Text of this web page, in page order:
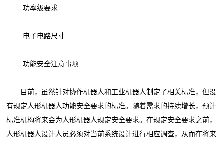
·功率级要求
·电子电路尺寸
·功能安全注意事项
目前，虽然针对协作机器人和工业机器人制定了相关标准，但没
有规定人形机器人功能安全要求的标准。随着需求的持续增长，预计
标准机构将来会为人形机器人规定安全要求。在规定安全要求之前，
人形机器人设计人员必须对当前系统设计进行相应调查，从而在将来